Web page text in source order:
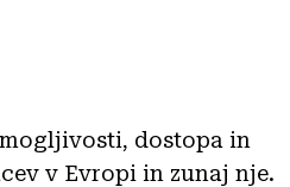
dostopa in
v Evropi in zunaj nje.